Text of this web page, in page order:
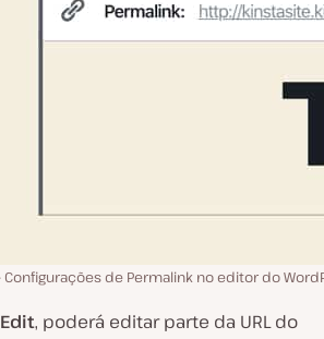
Configurações de Permalink no editor do
Edit, poderá editar parte da URL do